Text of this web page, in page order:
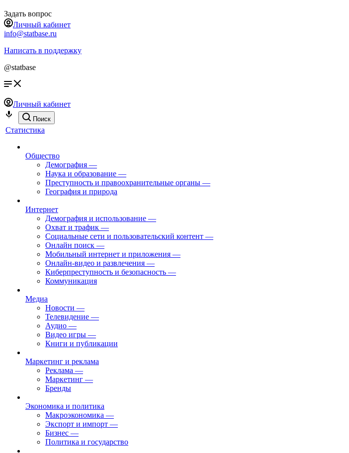
Задать вопрос
Личный кабинет
info@statbase.ru
Написать в поддержку
@statbase
Личный кабинет
Поиск
Статистика
Общество
Демография —
Наука и образование —
Преступность и правоохранительные органы —
География и природа
Интернет
Демография и использование —
Охват и трафик —
Социальные сети и пользовательский контент —
Онлайн поиск —
Мобильный интернет и приложения —
Онлайн-видео и развлечения —
Киберпреступность и безопасность —
Коммуникация
Медиа
Новости —
Телевидение —
Аудио —
Видео игры —
Книги и публикации
Маркетинг и реклама
Реклама —
Маркетинг —
Бренды
Экономика и политика
Макроэкономика —
Экспорт и импорт —
Бизнес —
Политика и государство